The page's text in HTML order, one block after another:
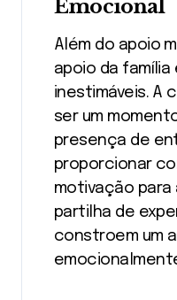
Emocional
Além do apoio
apoio da família
inestimáveis. A
ser um
presença de
proporcionar
motivação para
partilha de
constroem um